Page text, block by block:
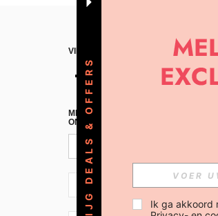
VIND ONS
MELD JE A AN VOOR ONZE
ONTVANGEN!(AFMELDEN IS
NL + 31
KRIJG DEALS & OFFERS Ik ga akkoord